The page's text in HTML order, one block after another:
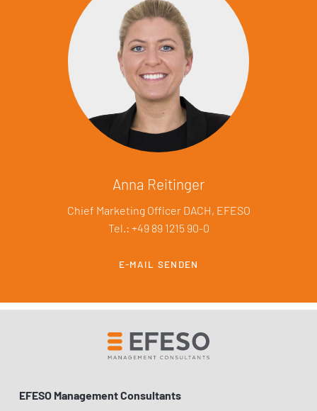
Anna Reitinger
Chief Marketing Officer DACH, EFESO
Tel.: +49 89 1215 90-0
E-MAIL SENDEN
EFESO Management Consultants